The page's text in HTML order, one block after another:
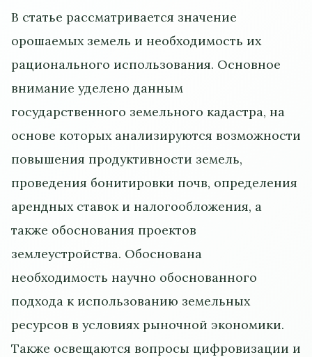
В статье рассматривается значение
орошаемых земель и необходимость их
рационального использования. Основное
внимание уделено данным
государственного земельного кадастра, на
основе которых анализируются возможности
повышения продуктивности земель,
проведения бонитировки почв, определения
арендных ставок и налогообложения, а
также обоснования проектов
землеустройства. Обоснована
необходимость научно обоснованного
подхода к использованию земельных
ресурсов в условиях рыночной экономики.
Также освещаются вопросы цифровизации и